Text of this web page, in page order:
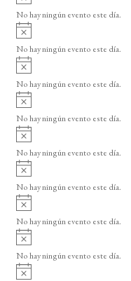
o
v
i
o
No hay ningún evento este día.
A
v
i
o
No hay ningún evento este día.
A
v
i
o
No hay ningún evento este día.
A
v
i
o
No hay ningún evento este día.
A
v
i
o
No hay ningún evento este día.
A
v
i
o
No hay ningún evento este día.
A
v
i
o
No hay ningún evento este día.
A
v
i
No hay ningún evento este día.
A